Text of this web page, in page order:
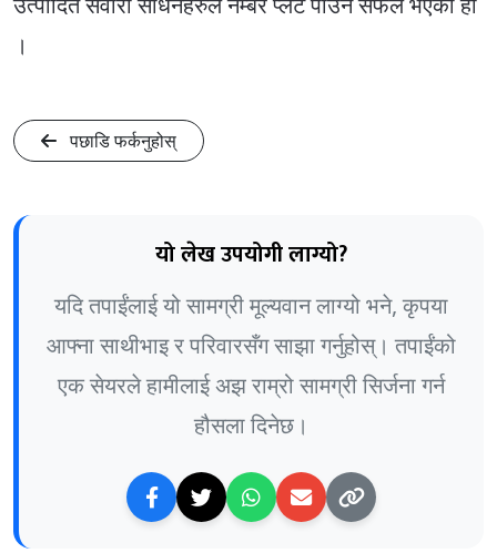
।
पछाडि फर्कनुहोस्
यो लेख उपयोगी लाग्यो?
यदि तपाईंलाई यो सामग्री मूल्यवान लाग्यो भने, कृपया
आफ्ना साथीभाइ र परिवारसँग साझा गर्नुहोस्। तपाईंको
एक सेयरले हामीलाई अझ राम्रो सामग्री सिर्जना गर्न
हौसला दिनेछ।